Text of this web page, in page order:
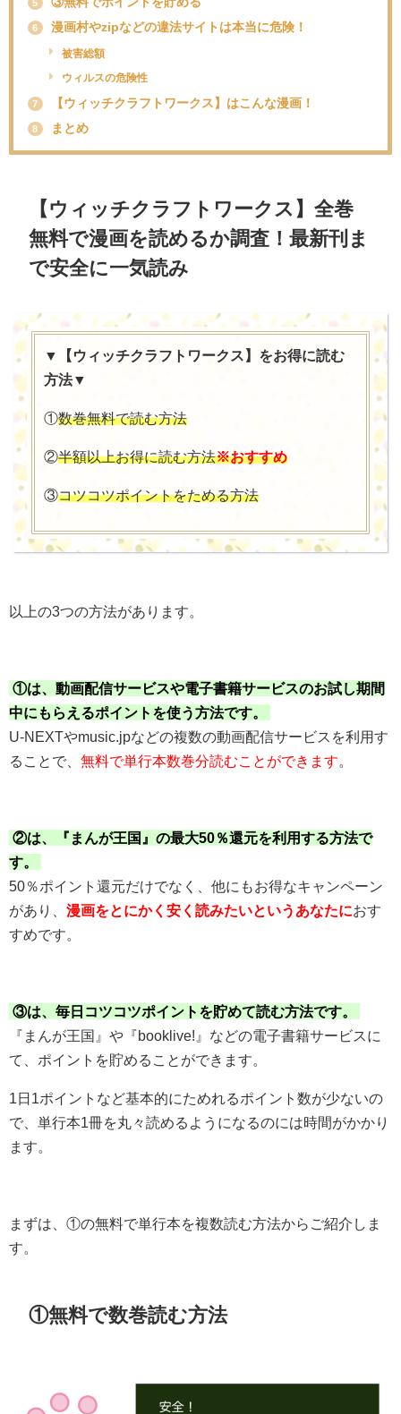
5
6 漫画村やzipなどの違法サイトは本当に危険！
被害総額
ウィルスの危険性
7 【ウィッチクラフトワークス】はこんな漫画！
8 まとめ
【ウィッチクラフトワークス】全巻
無料で漫画を読めるか調査！最新刊ま
で安全に一気読み
▼【ウィッチクラフトワークス】をお得に読む
方法▼
①数巻無料で読む方法
②半額以上お得に読む方法※おすすめ
③コツコツポイントをためる方法
以上の3つの方法があります。
①は、動画配信サービスや電子書籍サービスのお試し期間
中にもらえるポイントを使う方法です。
U-NEXTやmusic.jpなどの複数の動画配信サービスを利用す
ることで、 無料で単行本数巻分読むことができます
②は、『まんが王国』の最大50％還元を利用する方法で
す。
50％ポイント還元だけでなく、他にもお得なキャンペーン
があり、 漫画をとにかく安く読みたいというあなたにおす
すめです。
③は、毎日コツコツポイントを貯めて読む方法です。
『まんが王国』や『booklive!』などの電子書籍サービスに
て、ポイントを貯めることができます。
1日1ポイントなど基本的にためれるポイント数が少ないの
で、単行本1冊を丸々読めるようになるのには時間がかかり
ます。
まずは、①の無料で単行本を複数読む方法からご紹介しま
す。
①無料で数巻読む方法